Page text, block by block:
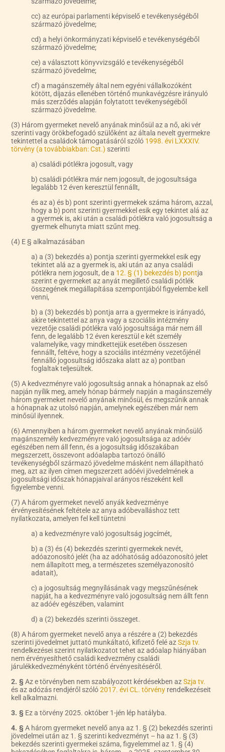
cc) az európai parlamenti képviselő e tevékenységéből
származó jövedelme;
cd) a helyi önkormányzati képviselő e tevékenységéből
származó jövedelme;
ce) a választott könyvvizsgáló e tevékenységéből
származó jövedelme;
cf) a magánszemély által nem egyéni vállalkozóként
kötött, díjazás ellenében történő munkavégzésre irányuló
más szerződés alapján folytatott tevékenységéből
származó jövedelme.
(3) Három gyermeket nevelő anyának minősül az a nő, aki vér
szerinti vagy örökbefogadó szülőként az általa nevelt gyermekre
tekintettel a családok támogatásáról szóló 1998. évi LXXXIV.
törvény (a továbbiakban: Cst.) szerinti
a) családi pótlékra jogosult, vagy
b) családi pótlékra már nem jogosult, de jogosultsága
legalább 12 éven keresztül fennállt,
és az a) és b) pont szerinti gyermekek száma három, azzal,
hogy a b) pont szerinti gyermekkel esik egy tekintet alá az
a gyermek is, aki után a családi pótlékra való jogosultság a
gyermek elhunyta miatt szűnt meg.
(4) E § alkalmazásában
a) a (3) bekezdés a) pontja szerinti gyermekkel esik egy
tekintet alá az a gyermek is, aki után az anya családi
pótlékra nem jogosult, de a 12. § (1) bekezdés b) pontja
szerint e gyermeket az anyát megillető családi pótlék
összegének megállapítása szempontjából figyelembe kell
venni,
b) a (3) bekezdés b) pontja arra a gyermekre is irányadó,
akire tekintettel az anya vagy a szociális intézmény
vezetője családi pótlékra való jogosultsága már nem áll
fenn, de legalább 12 éven keresztül e két személy
valamelyike, vagy mindkettejük esetében összesen
fennállt, feltéve, hogy a szociális intézmény vezetőjénél
fennálló jogosultság időszaka alatt az a) pontban
foglaltak teljesültek.
(5) A kedvezményre való jogosultság annak a hónapnak az első
napján nyílik meg, amely hónap bármely napján a magánszemély
három gyermeket nevelő anyának minősül, és megszűnik annak
a hónapnak az utolsó napján, amelynek egészében már nem
minősül ilyennek.
(6) Amennyiben a három gyermeket nevelő anyának minősülő
magánszemély kedvezményre való jogosultsága az adóév
egészében nem áll fenn, és a jogosultság időszakában
megszerzett, összevont adóalapba tartozó önálló
tevékenységből származó jövedelme másként nem állapítható
meg, azt az ilyen címen megszerzett adóévi jövedelmének a
jogosultsági időszak hónapjaival arányos részeként kell
figyelembe venni.
(7) A három gyermeket nevelő anyák kedvezménye
érvényesítésének feltétele az anya adóbevalláshoz tett
nyilatkozata, amelyen fel kell tüntetni
a) a kedvezményre való jogosultság jogcímét,
b) a (3) és (4) bekezdés szerinti gyermekek nevét,
adóazonosító jelét (ha az adóhatóság adóazonosító jelet
nem állapított meg, a természetes személyazonosító
adatait),
c) a jogosultság megnyílásának vagy megszűnésének
napját, ha a kedvezményre való jogosultság nem állt fenn
az adóév egészében, valamint
d) a (2) bekezdés szerinti összeget.
(8) A három gyermeket nevelő anya a részére a (2) bekezdés
szerinti jövedelmet juttató munkáltató, kifizető felé azSzja tv.
rendelkezései szerint nyilatkozatot tehet az adóalap hiányában
nem érvényesíthető családi kedvezmény családi
járulékkedvezményként történő érvényesítéséről.
2. § Az e törvényben nem szabályozott kérdésekben azSzja tv.
és az adózás rendjéről szóló2017. évi CL. törvény rendelkezéseit
kell alkalmazni.
3. § Ez a törvény 2025. október 1-jén lép hatályba.
4. § A három gyermeket nevelő anya az 1. § (2) bekezdés szerinti
jövedelmei után az 1. § szerinti kedvezményt – ha az 1. § (3)
bekezdés szerinti gyermekei száma, figyelemmel az 1. § (4)